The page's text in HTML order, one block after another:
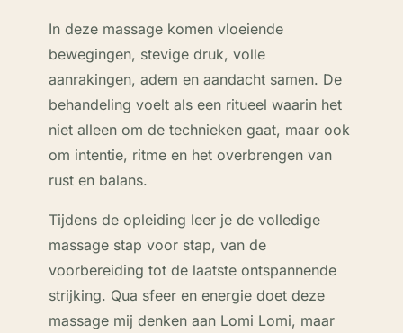
In deze massage komen vloeiende
bewegingen, stevige druk, volle
aanrakingen, adem en aandacht samen. De
behandeling voelt als een ritueel waarin het
niet alleen om de technieken gaat, maar ook
om intentie, ritme en het overbrengen van
rust en balans.
Tijdens de opleiding leer je de volledige
massage stap voor stap, van de
voorbereiding tot de laatste ontspannende
strijking. Qua sfeer en energie doet deze
massage mij denken aan Lomi Lomi, maar